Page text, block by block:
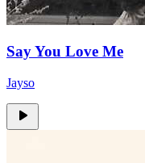
Say You Love Me
Jayso